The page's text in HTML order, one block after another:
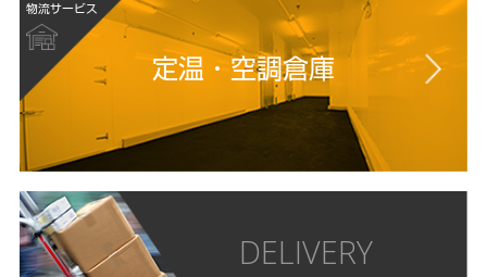
定温・空調倉庫
物流サービス
DELIVERY